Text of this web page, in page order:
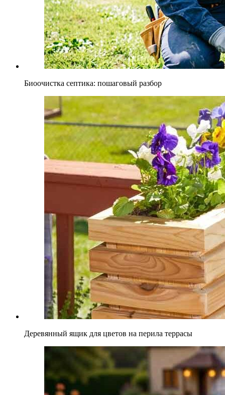
Биоочистка септика: пошаговый разбор
Деревянный ящик для цветов на перила террасы